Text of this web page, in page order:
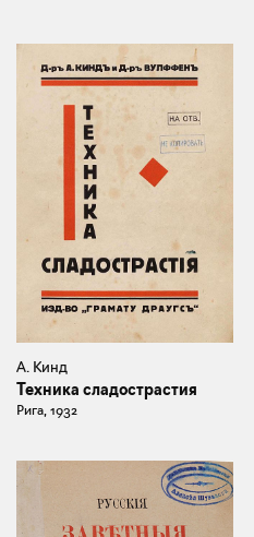
А. Кинд
Техника сладострастия
Рига, 1932